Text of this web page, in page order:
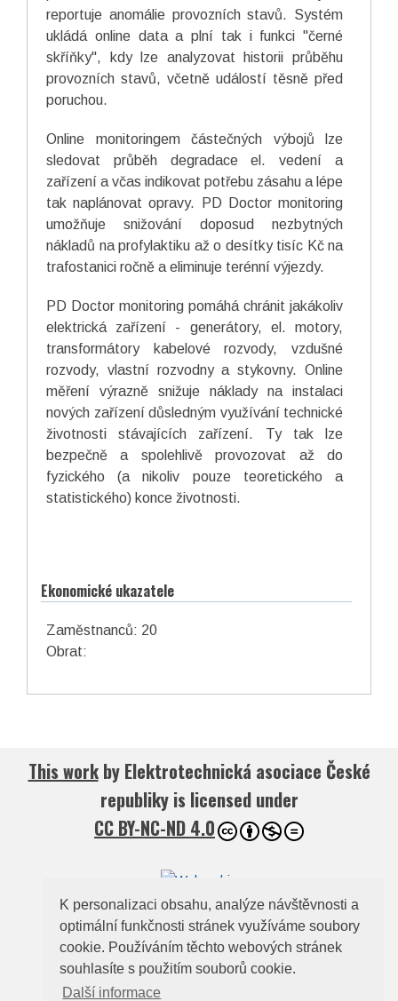
K personalizaci obsahu, analýze návštěvnosti a
optimální funkčnosti stránek využíváme soubory
cookie. Používáním těchto webových stránek
souhlasíte s použitím souborů cookie.
Další informace
reportuje anomálie provozních stavů. Systém
ukládá online data a plní tak i funkci "černé
skříňky", kdy lze analyzovat historii průběhu
provozních stavů, včetně událostí těsně před
poruchou.
Online monitoringem částečných výbojů lze
sledovat průběh degradace el. vedení a
zařízení a včas indikovat potřebu zásahu a lépe
tak naplánovat opravy. PD Doctor monitoring
umožňuje snižování doposud nezbytných
nákladů na profylaktiku až o desítky tisíc Kč na
trafostanici ročně a eliminuje terénní výjezdy.
PD Doctor monitoring pomáhá chránit jakákoliv
elektrická zařízení - generátory, el. motory,
transformátory kabelové rozvody, vzdušné
rozvody, vlastní rozvodny a stykovny. Online
měření výrazně snižuje náklady na instalaci
nových zařízení důsledným využívání technické
životnosti stávajících zařízení. Ty tak lze
bezpečně a spolehlivě provozovat až do
fyzického (a nikoliv pouze teoretického a
statistického) konce životnosti.
Ekonomické ukazatele
Zaměstnanců: 20
Obrat:
This workby Elektrotechnická asociace České
republikyis licensed under
CC BY-NC-ND 4.0
© 2026Elektrotechnická asociace České
republiky
Zelený pruh 95/97, 140 00, Praha 4, e-mail: